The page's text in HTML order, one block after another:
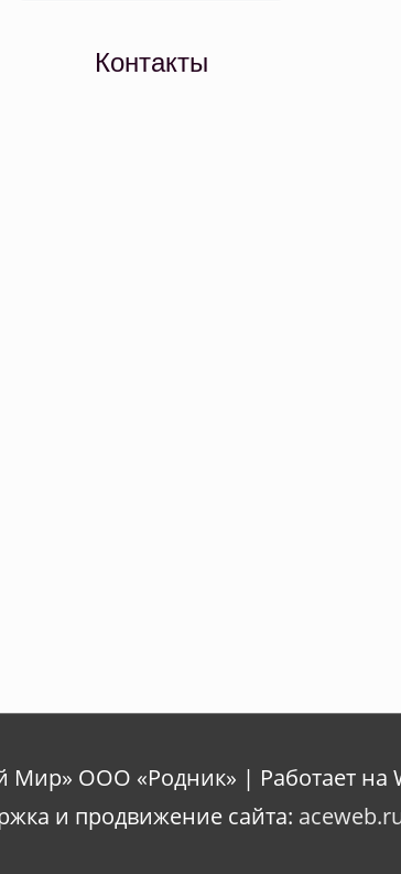
Контакты
Мир» ООО «Родник» | Работает на
и продвижение сайта: